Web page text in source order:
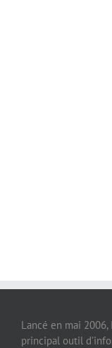
Lancé en mai
principal outil